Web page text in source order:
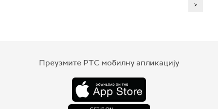
>
Преузмите РТС мобилну апликацију